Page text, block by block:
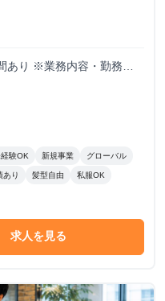
り ※業務内容・勤務状
験OK 新規事業 グローバル
あり 髪型自由 私服OK
求人を見る